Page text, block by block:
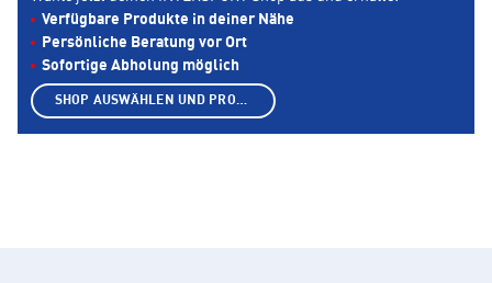
Verfügbare Produkte in deiner Nähe
Persönliche Beratung vor Ort
Sofortige Abholung möglich
SHOP AUSWÄHLEN UND PRODUKTE ANZEIGEN